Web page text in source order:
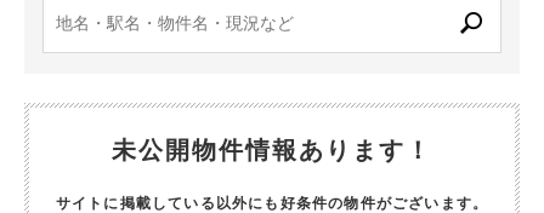
未公開物件情報あります！
サイトに掲載している以外にも好条件の物件がございます。